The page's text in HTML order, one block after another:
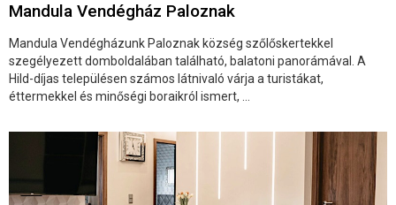
Mandula Vendégház Paloznak
Mandula Vendégházunk Paloznak község szőlőskertekkel
szegélyezett domboldalában található, balatoni panorámával. A
Hild-díjas településen számos látnivaló várja a turistákat,
éttermekkel és minőségi boraikról ismert, ...